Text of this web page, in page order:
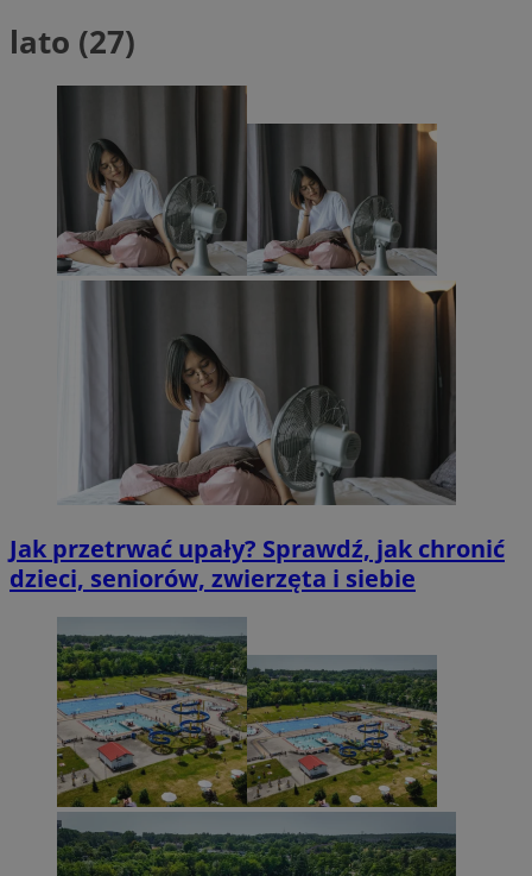
lato (27)
Jak przetrwać upały? Sprawdź, jak chronić
dzieci, seniorów, zwierzęta i siebie